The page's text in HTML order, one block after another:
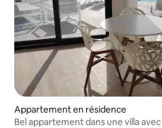
Appartement en résidence
Bel appartement dans une villa